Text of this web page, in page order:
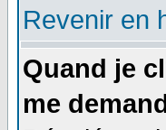
Revenir en
Quand je
me